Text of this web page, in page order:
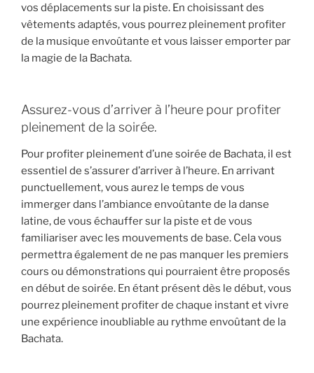
vos déplacements sur la piste. En choisissant des
vêtements adaptés, vous pourrez pleinement profiter
de la musique envoûtante et vous laisser emporter par
la magie de la Bachata.
Assurez-vous d’arriver à l’heure pour profiter
pleinement de la soirée.
Pour profiter pleinement d’une soirée de Bachata, il est
essentiel de s’assurer d’arriver à l’heure. En arrivant
punctuellement, vous aurez le temps de vous
immerger dans l’ambiance envoûtante de la danse
latine, de vous échauffer sur la piste et de vous
familiariser avec les mouvements de base. Cela vous
permettra également de ne pas manquer les premiers
cours ou démonstrations qui pourraient être proposés
en début de soirée. En étant présent dès le début, vous
pourrez pleinement profiter de chaque instant et vivre
une expérience inoubliable au rythme envoûtant de la
Bachata.